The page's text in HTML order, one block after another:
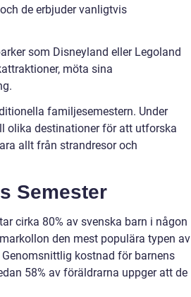
de erbjuder vanligtvis
som Disneyland eller Legoland
möta sina
familjesemestern. Under
olika destinationer för att utforska
allt från strandresor och
Semester
cirka 80% av svenska barn i någon
den mest populära typen av
kostnad för barnens
58% av föräldrarna uppger att de